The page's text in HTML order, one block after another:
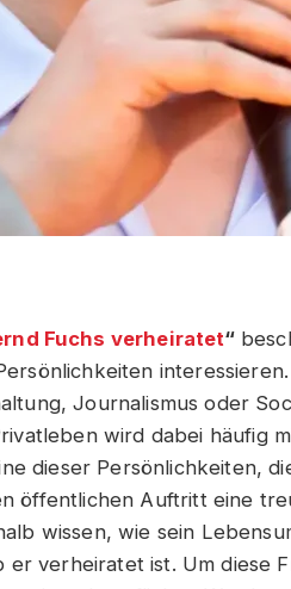
Fuchs verheiratet“
Journalismus oder
wird dabei häufig
dieser Persönlichkeiten,
öffentlichen Auftritt eine
wissen, wie sein
verheiratet ist. Um diese